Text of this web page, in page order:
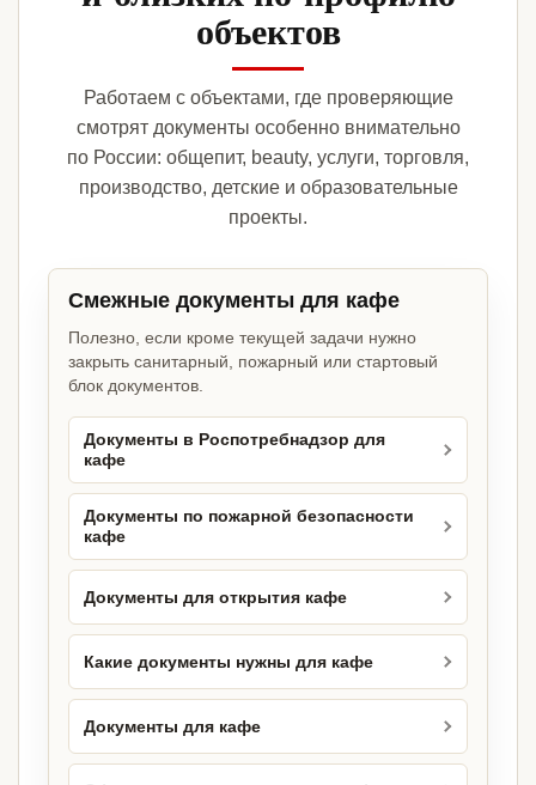
объектов
Работаем с объектами, где проверяющие
смотрят документы особенно внимательно
по России: общепит, beauty, услуги, торговля,
производство, детские и образовательные
проекты.
Смежные документы для кафе
Полезно, если кроме текущей задачи нужно
закрыть санитарный, пожарный или стартовый
блок документов.
Документы в Роспотребнадзор для
кафе
Документы по пожарной безопасности
кафе
Документы для открытия кафе
Какие документы нужны для кафе
Документы для кафе